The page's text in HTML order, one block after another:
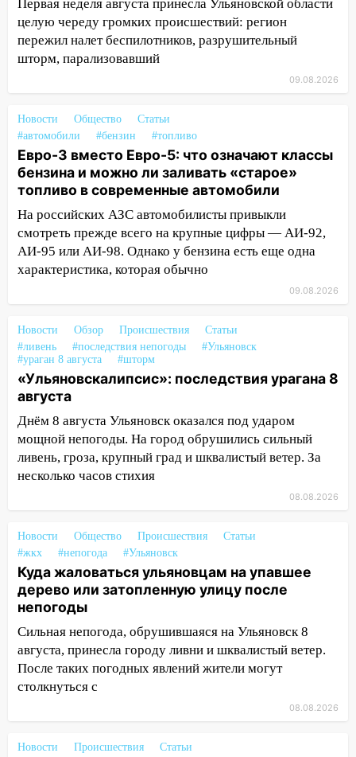
16:34
Из-за мощной непогоды в
Ульяновске отменили фестиваль «Наше
время»
Ульяновской области намолотил более
100 тысяч тонн зерна
15:17
В колледжи и техникумы
Ульяновской области подали более 10
тысяч заявлений
15:04 Фоторепортаж с улиц Ульяновска
после шторма: поваленные деревья и
затопленные улицы
Ураган вырвал остановку на улице
14:26
Жители Ульяновска сами
пытаются расчистить ливнёвки, не
дождавшись коммунальщиков
14:16 Шторм продолжает ломать город:
на улице Любови Шевцовой рухнул
светофор
14:14 Студента из Ульяновска обманули
мошенники под видом преподавателя
упавшее дерево или затопленную улицу
после непогоды
13:59 В Новом городе ураганным
ветром сорвало опалубку со
строящегося дома
13:54 В мэрии Ульяновска рассказали,
как устраняют последствия мощного
шторма
Орджоникидзе
Первая неделя августа принесла Ульяновской области
целую череду громких происшествий: регион
пережил налет беспилотников, разрушительный
шторм, парализовавший
09.08.2026
Новости Общество
Статьи
#автомобили
#бензин #топливо
Евро-3 вместо Евро-5: что означают классы
бензина и можно ли заливать «старое»
топливо в современные автомобили
На российских АЗС автомобилисты привыкли
смотреть прежде всего на крупные цифры — АИ-92,
АИ-95 или АИ-98. Однако у бензина есть еще одна
характеристика, которая обычно
09.08.2026
Новости Обзор Происшествия
Статьи
#ливень
#последствия непогоды
#Ульяновск
#ураган 8 августа
#шторм
«Ульяновскалипсис»: последствия урагана 8
августа
Днём 8 августа Ульяновск оказался под ударом
мощной непогоды. На город обрушились сильный
ливень, гроза, крупный град и шквалистый ветер. За
несколько часов стихия
08.08.2026
Новости Общество Происшествия
Статьи
#жкх
#непогода #Ульяновск
Куда жаловаться ульяновцам на упавшее
дерево или затопленную улицу после
непогоды
Сильная непогода, обрушившаяся на Ульяновск 8
августа, принесла городу ливни и шквалистый ветер.
После таких погодных явлений жители могут
столкнуться с
08.08.2026
Новости Происшествия
Статьи